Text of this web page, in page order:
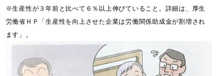
※生産性が３年前と比べて６％以上伸びていること。詳細は、厚生
労働省ＨＰ「生産性を向上させた企業は労働関係助成金が割増され
ます」。